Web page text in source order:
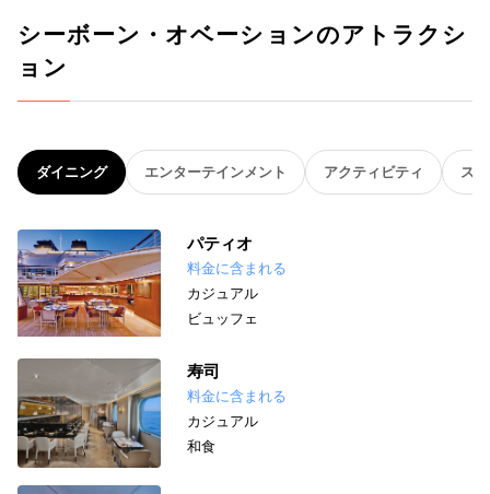
シーボーン・オベーションのアトラクシ
ョン
ダイニング エンターテインメント アクティビティ ス
パティオ
料金に含まれる
カジュアル
ビュッフェ
寿司
料金に含まれる
カジュアル
和食